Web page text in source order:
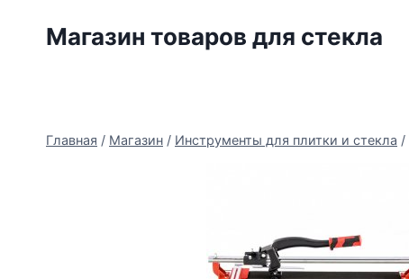
Магазин товаров для стекла
Главная / Магазин / Инструменты для плитки и стекла /